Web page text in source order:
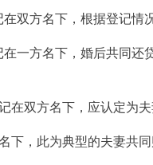
双方名下，根据登记情
一方名下，婚后共同
双方名下，应认定为夫
下，此为典型的夫妻共同